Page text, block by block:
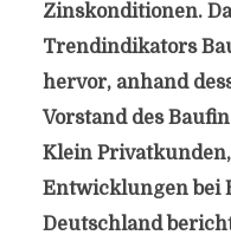
Zinskonditionen.
Trendindikators
hervor, anhand
Vorstand des
Klein
Entwicklungen bei
Deutschland